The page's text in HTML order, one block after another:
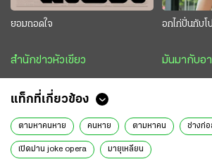
ยอมถอดใจ
สำนักข่าวหัวเขียว
อกไก่ปั่นกับโ
มันมากับอ
แท็กที่เกี่ยวข้อง
ตามหาคนหาย คนหาย ตามหาคน ช่างก่อ
เปิดม่าน joke opera มายุเหลียน